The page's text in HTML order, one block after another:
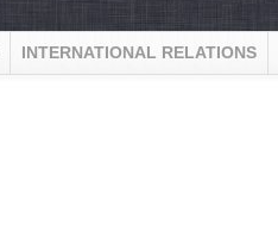
INTERNATIONAL RELATIONS